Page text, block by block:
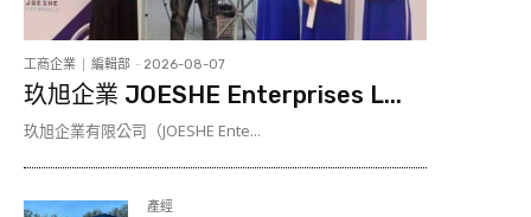
工商企業 編輯部 - 2026-08-07
玖旭企業 JOESHE Enterprises L...
玖旭企業有限公司（JOESHE Ente...
產經